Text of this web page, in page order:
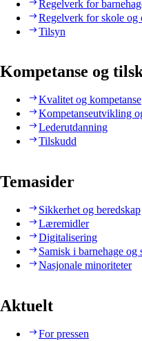
Regelverk for
Regelverk for skole
Tilsyn
Kompetanse og
Kvalitet og kompetanse
Kompetanseutvikling
Lederutdanning
Tilskudd
Temasider
Sikkerhet og beredskap
Læremidler
Digitalisering
Samisk i barnehage og
Nasjonale minoriteter
Aktuelt
For pressen